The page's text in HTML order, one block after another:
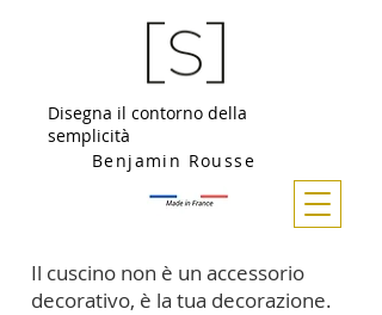
Benjamin Rousse
Disegna il contorno della
semplicità
Il cuscino non è un accessorio
decorativo, è la tua decorazione.